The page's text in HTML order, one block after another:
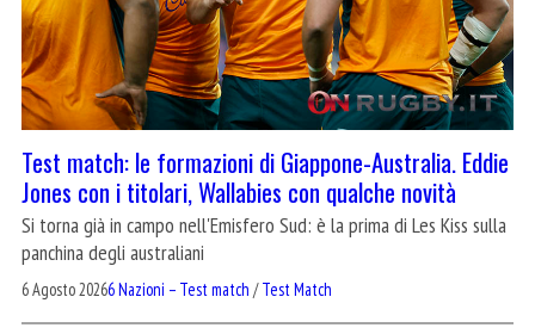
Test match: le formazioni di Giappone-Australia. Eddie
Jones con i titolari, Wallabies con qualche novità
Si torna già in campo nell'Emisfero Sud: è la prima di Les Kiss sulla
panchina degli australiani
6 Agosto 20266 Nazioni – Test match /Test Match